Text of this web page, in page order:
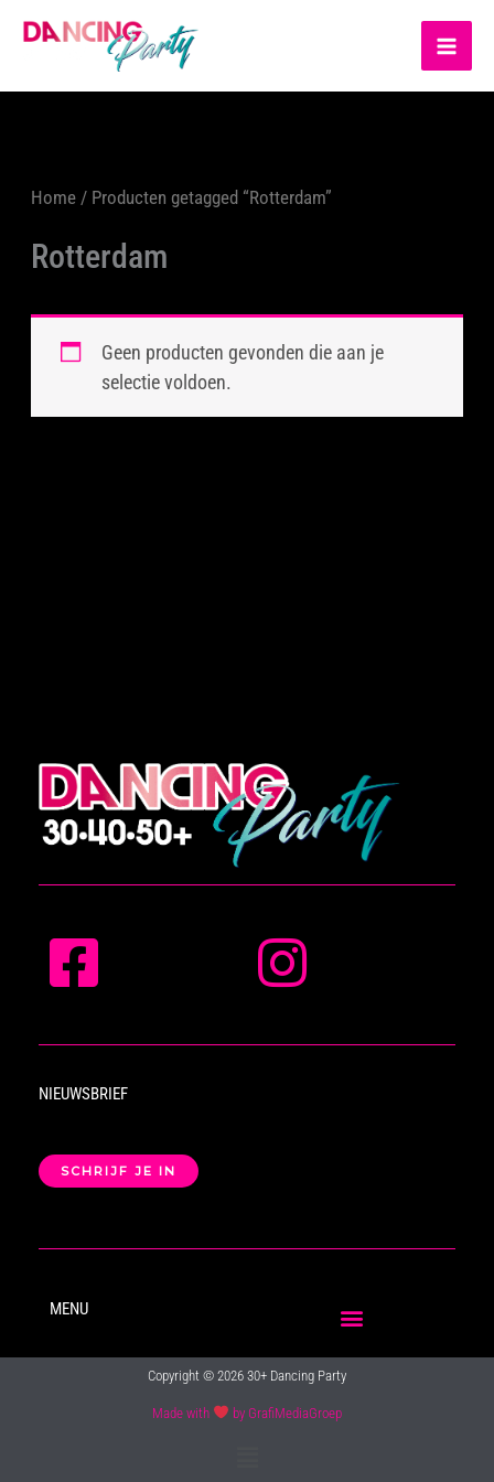
naar
Home / Producten getagged “Rotterdam”
Rotterdam
Geen producten gevonden die aan je
selectie voldoen.
NIEUWSBRIEF
SCHRIJF JE IN
MENU
Copyright © 2026 30+ Dancing Party
Made with by GrafiMediaGroep